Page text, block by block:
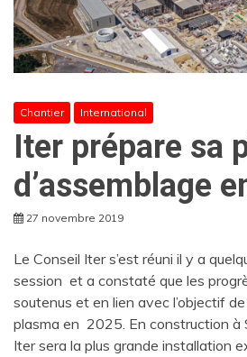
Chantier International
Iter prépare sa
d’assemblage
27 novembre 2019
Le Conseil Iter s’est réuni il y a
session et a constaté que les
soutenus et en lien avec l’objectif
plasma en 2025. En construction à
Iter sera la plus grande installation